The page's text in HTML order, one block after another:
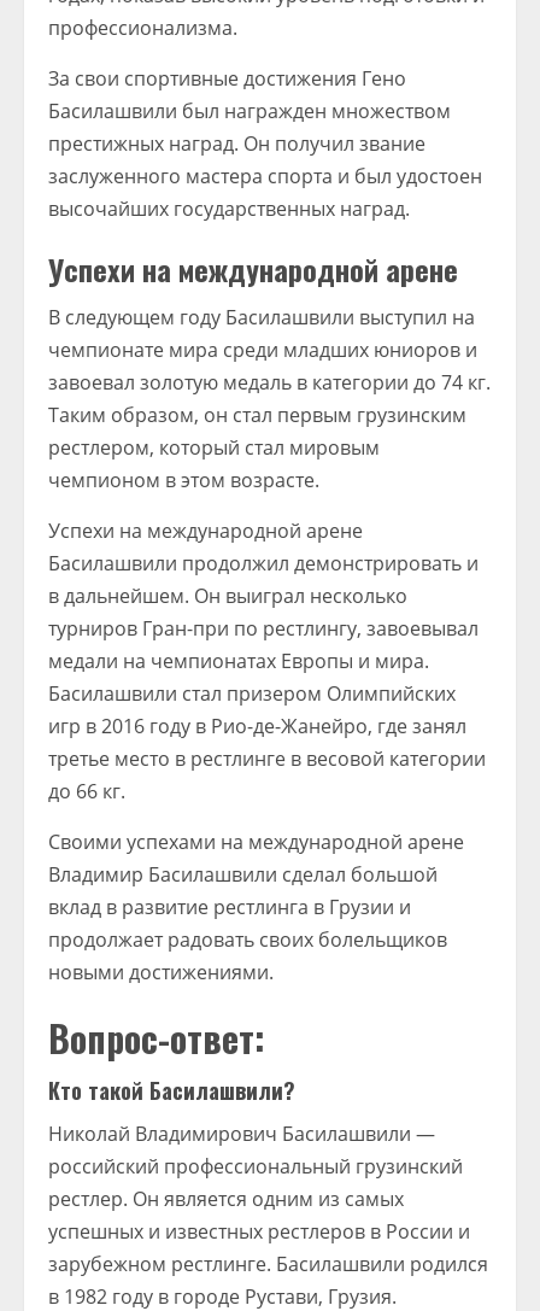
профессионализма.
За свои спортивные достижения Гено
Басилашвили был награжден множеством
престижных наград. Он получил звание
заслуженного мастера спорта и был удостоен
высочайших государственных наград.
Успехи на международной арене
В следующем году Басилашвили выступил на
чемпионате мира среди младших юниоров и
завоевал золотую медаль в категории до 74 кг.
Таким образом, он стал первым грузинским
рестлером, который стал мировым
чемпионом в этом возрасте.
Успехи на международной арене
Басилашвили продолжил демонстрировать и
в дальнейшем. Он выиграл несколько
турниров Гран-при по рестлингу, завоевывал
медали на чемпионатах Европы и мира.
Басилашвили стал призером Олимпийских
игр в 2016 году в Рио-де-Жанейро, где занял
третье место в рестлинге в весовой категории
до 66 кг.
Своими успехами на международной арене
Владимир Басилашвили сделал большой
вклад в развитие рестлинга в Грузии и
продолжает радовать своих болельщиков
новыми достижениями.
Вопрос-ответ:
Кто такой Басилашвили?
Николай Владимирович Басилашвили —
российский профессиональный грузинский
рестлер. Он является одним из самых
успешных и известных рестлеров в России и
зарубежном рестлинге. Басилашвили родился
в 1982 году в городе Рустави, Грузия.